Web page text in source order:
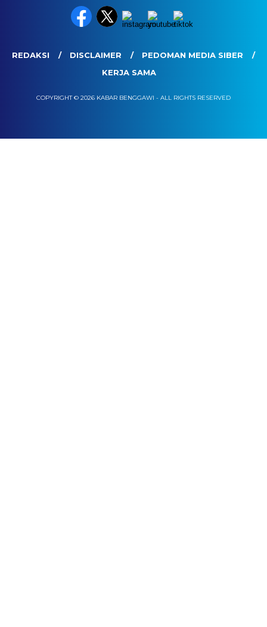
REDAKSI DISCLAIMER
PEDOMAN MEDIA SIBER
KERJA SAMA
COPYRIGHT © 2026 KABAR BENGGAWI - ALL RIGHTS RESERVED